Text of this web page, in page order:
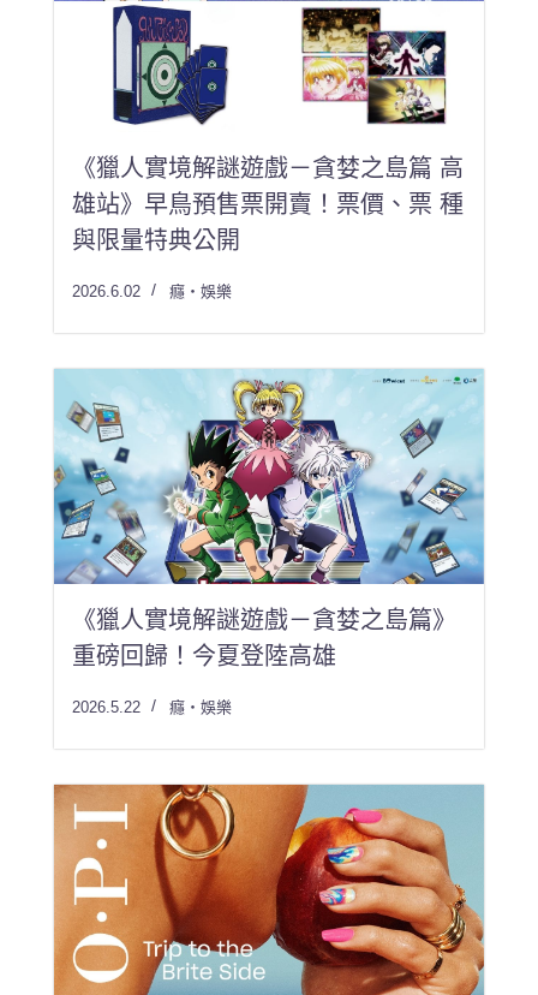
《獵人實境解謎遊戲－貪婪之島篇 高
雄站》早鳥預售票開賣！票價、票 種
與限量特典公開
2026.6.02 癮・娛樂
《獵人實境解謎遊戲－貪婪之島篇》
重磅回歸！今夏登陸高雄
2026.5.22 癮・娛樂